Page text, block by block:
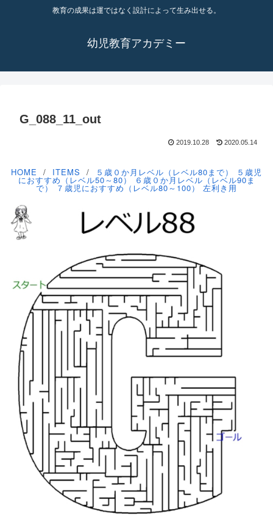
教育の成果は運ではなく設計によって生み出せる。
幼児教育アカデミー
G_088_11_out
2019.10.28 2020.05.14
HOME ITEMS ５歳０か月レベル（レベル80まで） ５歳児
におすすめ（レベル50～80） ６歳０か月レベル（レベル90ま
で） ７歳児におすすめ（レベル80～100） 左利き用